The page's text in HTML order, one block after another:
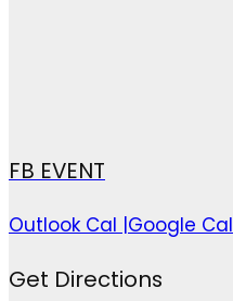
FB EVENT
Outlook Cal | Google Cal
Get Directions